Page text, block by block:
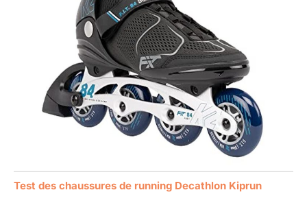
Test des chaussures de running Decathlon Kiprun